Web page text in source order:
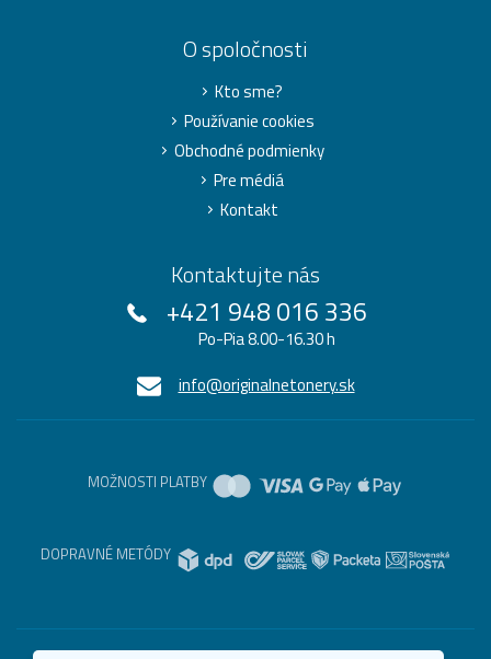
O spoločnosti
Kto sme?
Používanie cookies
Obchodné podmienky
Pre médiá
Kontakt
Kontaktujte nás
+421 948 016 336
Po-Pia 8.00-16.30 h
info@originalnetonery.sk
MOŽNOSTI PLATBY
DOPRAVNÉ METÓDY